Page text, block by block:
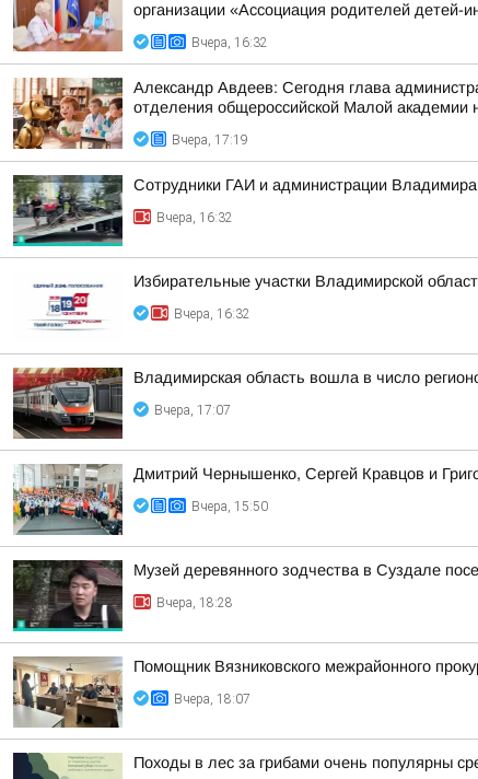
организации «Ассоциация родителей
Вчера, 16:32
Александр Авдеев: Сегодня глава
отделения общероссийской Малой академии
Вчера, 17:19
Сотрудники ГАИ и администрации
Вчера, 16:32
Избирательные участки Владимирской
Вчера, 16:32
Владимирская область вошла в число
Вчера, 17:07
Дмитрий Чернышенко, Сергей Кравцов и
Вчера, 15:50
Музей деревянного зодчества в Суздале
Вчера, 18:28
Помощник Вязниковского межрайонного
Вчера, 18:07
Походы в лес за грибами очень популярны